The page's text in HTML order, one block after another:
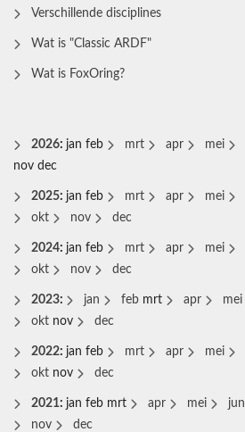
Verschillende disciplines
Wat is "Classic ARDF"
Wat is FoxOring?
2026: jan feb mrt apr mei
nov dec
2025: jan feb mrt apr mei
okt
nov dec
2024: jan feb mrt apr mei
okt
nov dec
2023: jan feb mrt apr mei
okt nov dec
2022: jan feb mrt apr mei
okt nov dec
2021: jan feb mrt apr mei jun
nov
dec